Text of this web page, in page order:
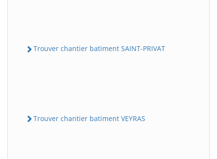
Trouver chantier batiment SAINT-PRIVAT
Trouver chantier batiment VEYRAS